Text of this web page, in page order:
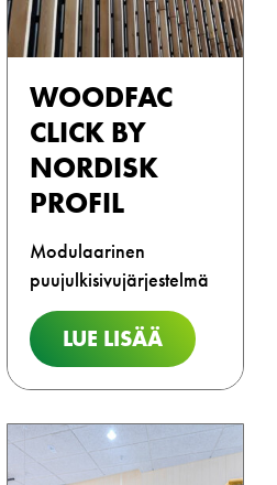
WOODFAC
CLICK BY
NORDISK
PROFIL
Modulaarinen
puujulkisivujärjestelmä
LUE LISÄÄ